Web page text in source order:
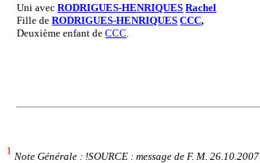
Uni avecRODRIGUES-HENRIQUES Rachel
Fille deRODRIGUES-HENRIQUES CCC,
Deuxième enfant deCCC
1 Note Générale : !SOURCE : message de F. M. 26.10.2007